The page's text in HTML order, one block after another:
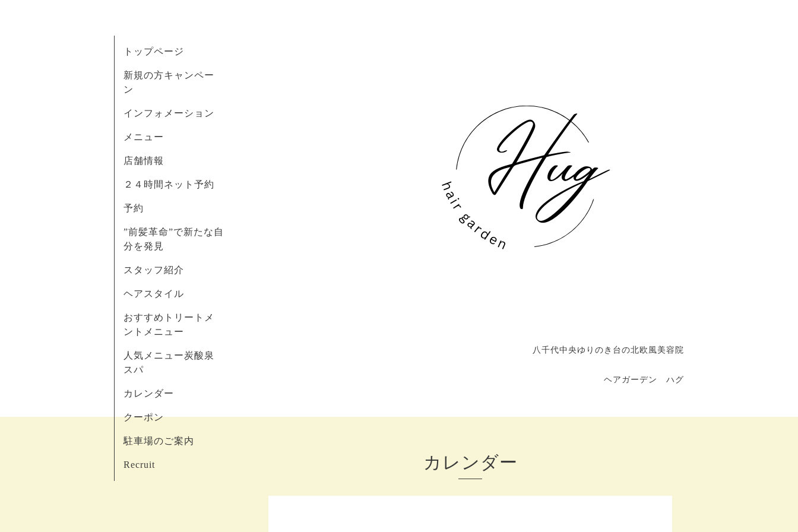
八千代中央ゆりのき台の北欧風美容院
ヘアガーデン ハグ
トップページ
新規の方キャンペー
ン
インフォメーション
メニュー
店舗情報
２４時間ネット予約
予約
”前髪革命”で新たな自
分を発見
スタッフ紹介
ヘアスタイル
おすすめトリートメ
ントメニュー
人気メニュー炭酸泉
スパ
カレンダー
クーポン
駐車場のご案内
Recruit カレンダー